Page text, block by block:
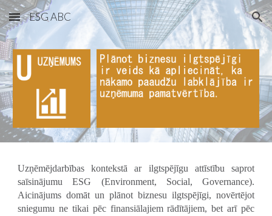
Skip to main content Skip to navigation
ESG ABC
Uzņēmējdarbības kontekstā ar ilgtspējīgu attīstību saprot
saīsinājumu ESG (Environment, Social, Governance).
Aicinājums domāt un plānot biznesu ilgtspējīgi, novērtējot
sniegumu ne tikai pēc finansiālajiem rādītājiem, bet arī pēc